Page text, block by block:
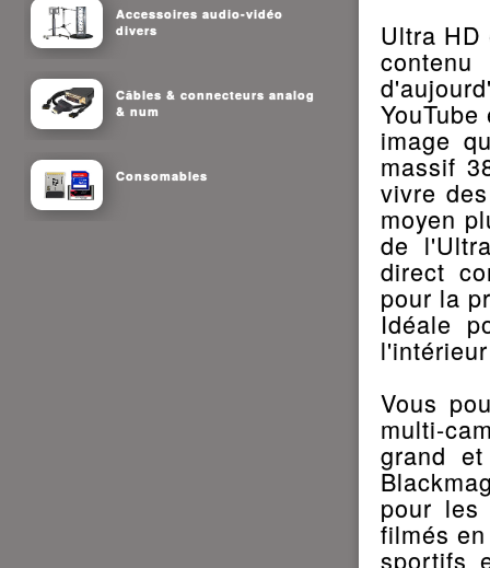
Accessoires audio-vidéo
divers
Câbles & connecteurs analog
& num
Consomables
Ultra
image
massif
vivre
moyen
de
direct
pour la
Idéale
l'intérieur
Vous
multi-
grand
pour
filmés
sportifs